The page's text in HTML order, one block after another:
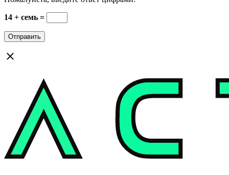
14 + семь =